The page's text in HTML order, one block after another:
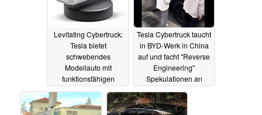
Levitating Cybertruck:
Tesla bietet
schwebendes
Modellauto mit
funktionsfähigen
16.12.2024
Tesla Cybertruck taucht
in BYD-Werk in China
auf und facht "Reverse
Engineering"
Spekulationen an
13.12.2024